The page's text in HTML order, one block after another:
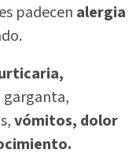
padecen alergia
vómitos, dolor